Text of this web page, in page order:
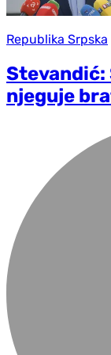
Republika Srpska
Stevandić:
njeguje